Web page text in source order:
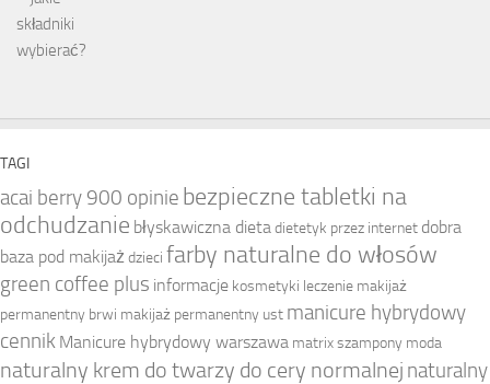
TAGI
acai berry 900 opinie bezpieczne tabletki na
odchudzanie błyskawiczna dieta dietetyk przez internet dobra
baza pod makijaż dzieci farby naturalne do włosów
green coffee plus informacje kosmetyki leczenie makijaż
permanentny brwi makijaż permanentny ust manicure hybrydowy
cennik Manicure hybrydowy warszawa matrix szampony moda
naturalny krem do twarzy do cery normalnej naturalny